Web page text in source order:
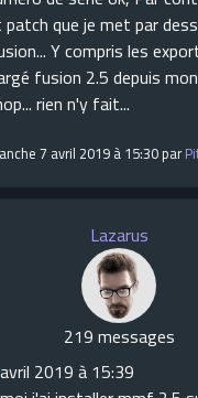
que je met par
Y compris les
fusion 2.5 depuis
rien n'y fait...
7 avril 2019 à 15:30 par
Lazarus
219 messages
2019 à 15:39